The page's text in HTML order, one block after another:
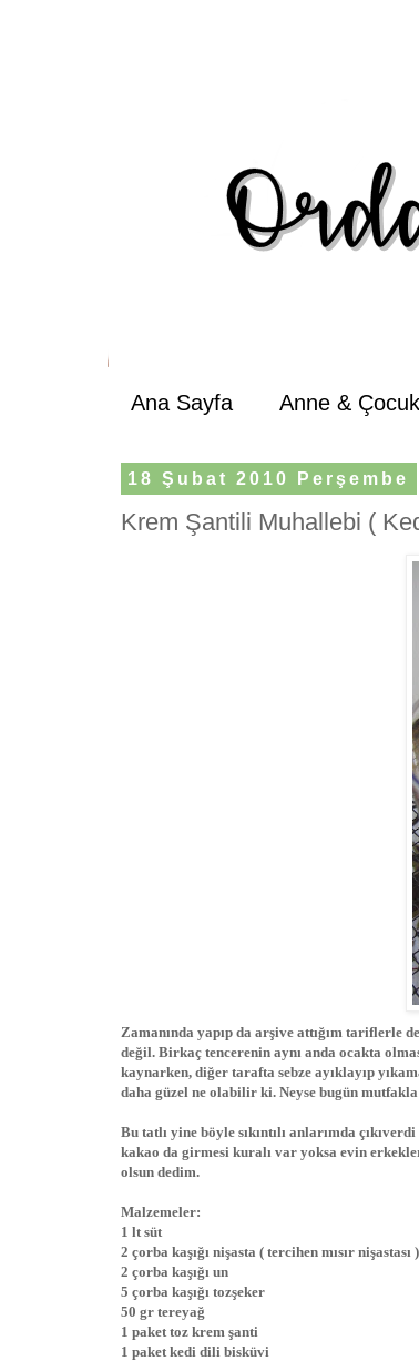
Ana Sayfa Anne & Çocuk
18 Şubat 2010 Perşembe
Krem Şantili Muhallebi (
Zamanında yapıp da arşive attığım tariflerle
değil. Birkaç tencerenin aynı anda ocakta
kaynarken, diğer tarafta sebze ayıklayıp
daha güzel ne olabilir ki. Neyse bugün
Bu tatlı yine böyle sıkıntılı anlarımda
kakao da girmesi kuralı var yoksa evin
olsun dedim.
Malzemeler:
1 lt süt
2 çorba kaşığı nişasta ( tercihen mısır nişastası )
2 çorba kaşığı un
5 çorba kaşığı tozşeker
50 gr tereyağ
1 paket toz krem şanti
1 paket kedi dili bisküvi